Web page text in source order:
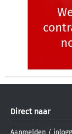
Direct naar
Aanmelden /